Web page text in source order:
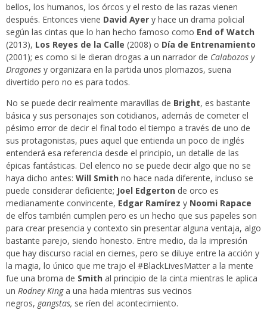
bellos, los humanos, los órcos y el resto de las razas vienen
después. Entonces viene David Ayer y hace un drama policial
según las cintas que lo han hecho famoso como End of Watch
(2013), Los Reyes de la Calle (2008) o Día de Entrenamiento
(2001); es como si le dieran drogas a un narrador de Calabozos y
Dragones y organizara en la partida unos plomazos, suena
divertido pero no es para todos.
No se puede decir realmente maravillas de Bright, es bastante
básica y sus personajes son cotidianos, además de cometer el
pésimo error de decir el final todo el tiempo a través de uno de
sus protagonistas, pues aquel que entienda un poco de inglés
entenderá esa referencia desde el principio, un detalle de las
épicas fantásticas. Del elenco no se puede decir algo que no se
haya dicho antes: Will Smith no hace nada diferente, incluso se
puede considerar deficiente; Joel Edgerton de orco es
medianamente convincente, Edgar Ramírez y Noomi Rapace
de elfos también cumplen pero es un hecho que sus papeles son
para crear presencia y contexto sin presentar alguna ventaja, algo
bastante parejo, siendo honesto. Entre medio, da la impresión
que hay discurso racial en ciernes, pero se diluye entre la acción y
la magia, lo único que me trajo el #BlackLivesMatter a la mente
fue una broma de Smith al principio de la cinta mientras le aplica
un Rodney Kinga una hada mientras sus vecinos
negros, gangstas, se ríen del acontecimiento.